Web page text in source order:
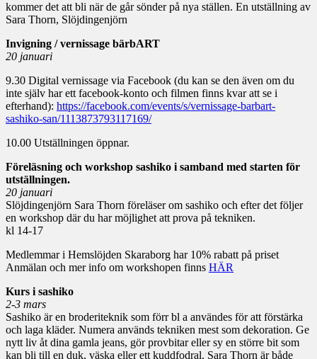
kommer det att bli när de går sönder på nya ställen. En utställning av
Sara Thorn, Slöjdingenjörn
Invigning / vernissage bärbART
20 januari
9.30 Digital vernissage via Facebook (du kan se den även om du
inte själv har ett facebook-konto och filmen finns kvar att se i
efterhand): https://facebook.com/events/s/vernissage-barbart-
sashiko-san/1113873793117169/
10.00 Utställningen öppnar.
Föreläsning och workshop sashiko i samband med starten för
utställningen.
20 januari
Slöjdingenjörn Sara Thorn föreläser om sashiko och efter det följer
en workshop där du har möjlighet att prova på tekniken.
kl 14-17
Medlemmar i Hemslöjden Skaraborg har 10% rabatt på priset
Anmälan och mer info om workshopen finns HÄR
Kurs i sashiko
2-3 mars
Sashiko är en broderiteknik som förr bl a användes för att förstärka
och laga kläder. Numera används tekniken mest som dekoration. Ge
nytt liv åt dina gamla jeans, gör provbitar eller sy en större bit som
kan bli till en duk, väska eller ett kuddfodral. Sara Thorn är både